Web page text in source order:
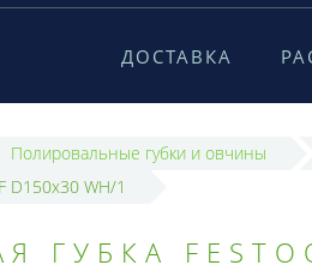
ДОСТАВКА
Полировальные губки и овчины
D150x30 WH/1